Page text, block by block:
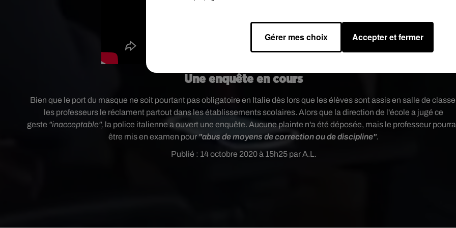
Publié : 14 octobre 2020 à 15h25 par A.L.
Une enquête en cours
Bien que le port du masque ne soit pourtant pas obligatoire en Italie dès lors que les élèves sont assis en salle de
les professeurs le réclament partout dans les établissements scolaires. Alors que ladirection de l'école a jugé ce
geste "inacceptable", la police italienne a ouvert une enquête. Aucune plainte n'a été déposée, mais le professeur
être mis en examen pour"abus de moyens de correction ou de discipline".
Gérer mes choix Accepter et fermer